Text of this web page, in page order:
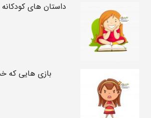
داستان های
بازی هایی که